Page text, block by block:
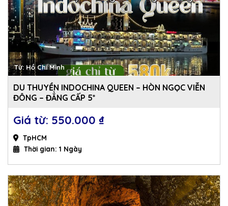
Từ: Hồ Chí Minh
DU THUYỀN INDOCHINA QUEEN – HÒN NGỌC VIỄN
ĐÔNG – ĐẲNG CẤP 5*
550.000 ₫
TpHCM
Thời gian: 1 Ngày